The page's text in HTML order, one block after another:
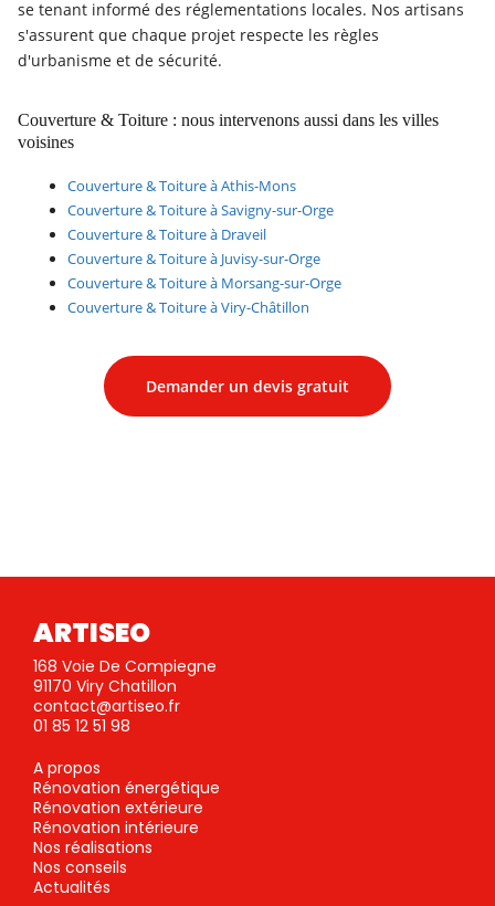
se tenant informé des réglementations locales. Nos artisans
s'assurent que chaque projet respecte les règles
d'urbanisme et de sécurité.
Couverture & Toiture : nous intervenons aussi dans les villes
voisines
Couverture & Toiture à Athis-Mons
Couverture & Toiture à Savigny-sur-Orge
Couverture & Toiture à Draveil
Couverture & Toiture à Juvisy-sur-Orge
Couverture & Toiture à Morsang-sur-Orge
Couverture & Toiture à Viry-Châtillon
Demander un devis gratuit
ARTISEO
168 Voie De Compiegne
91170 Viry Chatillon
contact@artiseo.fr
01 85 12 51 98
A propos
Rénovation énergétique
Rénovation extérieure
Rénovation intérieure
Nos réalisations
Nos conseils
Actualités